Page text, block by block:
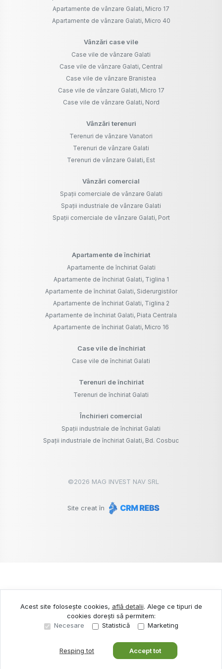
Apartamente de vânzare Galati, Micro 17
Apartamente de vânzare Galati, Micro 40
Vânzări case vile
Case vile de vânzare Galati
Case vile de vânzare Galati, Central
Case vile de vânzare Branistea
Case vile de vânzare Galati, Micro 17
Case vile de vânzare Galati, Nord
Vânzări terenuri
Terenuri de vânzare Vanatori
Terenuri de vânzare Galati
Terenuri de vânzare Galati, Est
Vânzări comercial
Spații comerciale de vânzare Galati
Spații industriale de vânzare Galati
Spații comerciale de vânzare Galati, Port
Apartamente de închiriat
Apartamente de închiriat Galati
Apartamente de închiriat Galati, Tiglina 1
Apartamente de închiriat Galati, Siderurgistilor
Apartamente de închiriat Galati, Tiglina 2
Apartamente de închiriat Galati, Piata Centrala
Apartamente de închiriat Galati, Micro 16
Case vile de închiriat
Case vile de închiriat Galati
Terenuri de închiriat
Terenuri de închiriat Galati
Închirieri comercial
Spații industriale de închiriat Galati
Spații industriale de închiriat Galati, Bd. Cosbuc
©2026 MAG INVEST NAV SRL
Site creat în
Acest site folosește cookies, află detalii. Alege ce tipuri de
cookies dorești să permitem:
Necesare
Statistică Marketing
Resping tot Accept tot